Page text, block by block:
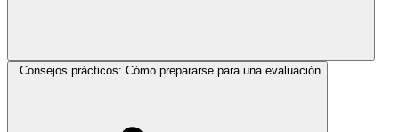
Consejos prácticos: Cómo prepararse para una evaluación